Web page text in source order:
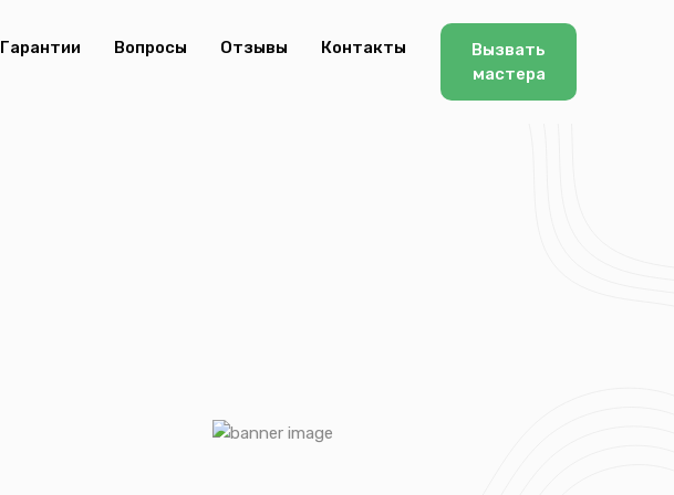
Гарантии Вопросы Отзывы Контакты
Вызвать
мастера